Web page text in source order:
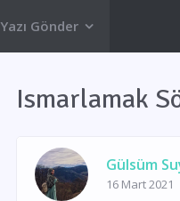
Yazı Gönder
Ismarlamak
Gülsüm
16 Mart 2021